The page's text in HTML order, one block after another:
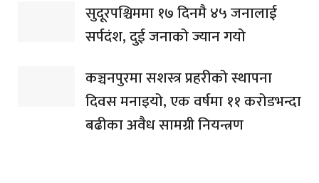
सुदूरपश्चिममा १७ दिनमै ४५ जनालाई
सर्पदंश, दुई जनाको ज्यान गयो
कञ्चनपुरमा सशस्त्र प्रहरीको स्थापना
दिवस मनाइयो, एक वर्षमा ११ करोडभन्दा
बढीका अवैध सामग्री नियन्त्रण